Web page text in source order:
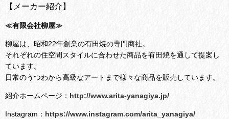
【メーカー紹介】
≪有限会社柳屋≫
柳屋は、昭和22年創業の有田焼の専門商社。
それぞれの住空間スタイルに合わせた商品を有田焼を通して提案し
ています。
日常のうつわから高級なアートまで様々な商品を販売しています。
紹介ホームページ： http://www.arita-yanagiya.jp/
Instagram： https://www.instagram.com/arita_yanagiya/